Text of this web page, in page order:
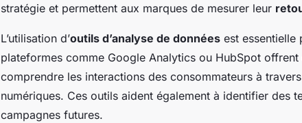
stratégie et permettent aux marques de mesurer leur
L’utilisation d’outils d’analyse de données est essentielle
plateformes comme Google Analytics ou HubSpot
comprendre les interactions des consommateurs à
numériques. Ces outils aident également à identifier des
campagnes futures.